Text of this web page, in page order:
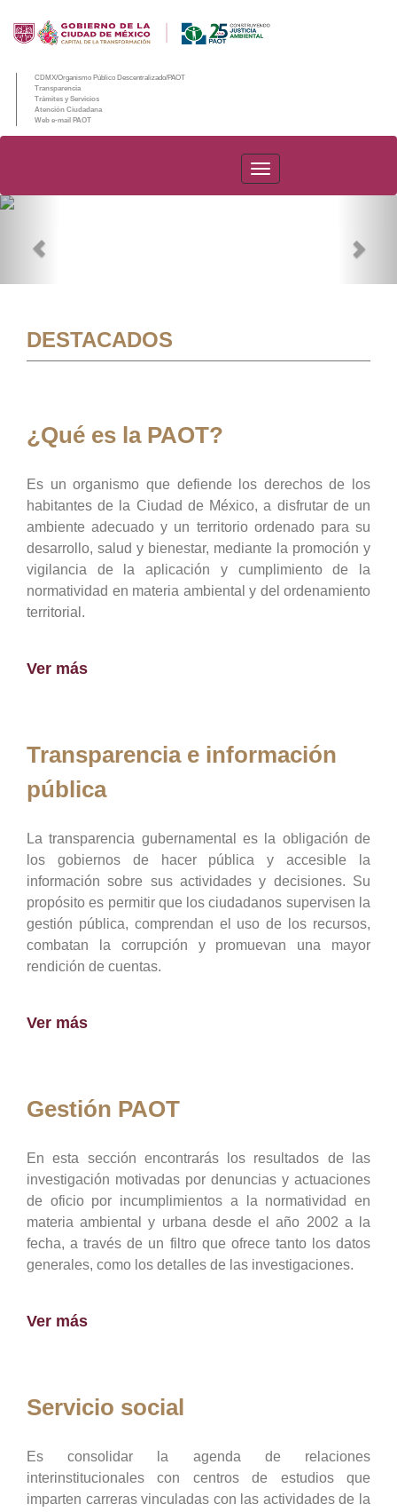
CDMX/Organismo Público Descentralizado/PAOT
Transparencia
Trámites y Servicios
Atención Ciudadana
Web e-mail PAOT
PAOT
DESTACADOS
¿Qué es la PAOT?
Es un organismo que defiende los derechos de los
habitantes de la Ciudad de México, a disfrutar de un
ambiente adecuado y un territorio ordenado para su
desarrollo, salud y bienestar, mediante la promoción y
vigilancia de la aplicación y cumplimiento de la
normatividad en materia ambiental y del ordenamiento
territorial.
Ver más
Transparencia e información
pública
La transparencia gubernamental es la obligación de
los gobiernos de hacer pública y accesible la
información sobre sus actividades y decisiones. Su
propósito es permitir que los ciudadanos supervisen la
gestión pública, comprendan el uso de los recursos,
combatan la corrupción y promuevan una mayor
rendición de cuentas.
Ver más
Gestión PAOT
En esta sección encontrarás los resultados de las
investigación motivadas por denuncias y actuaciones
de oficio por incumplimientos a la normatividad en
materia ambiental y urbana desde el año 2002 a la
fecha, a través de un filtro que ofrece tanto los datos
generales, como los detalles de las investigaciones.
Ver más
Servicio social
Es consolidar la agenda de relaciones
interinstitucionales con centros de estudios que
imparten carreras vinculadas con las actividades de la